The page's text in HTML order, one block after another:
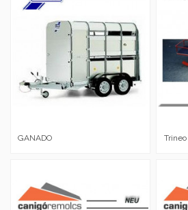
GANADO Trineo